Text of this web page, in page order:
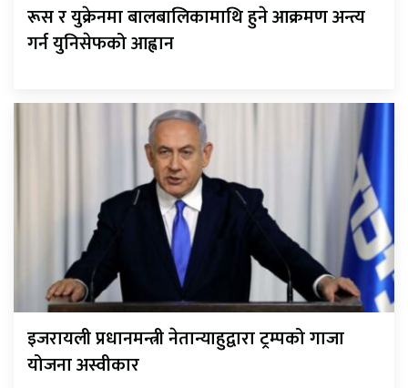
रूस र युक्रेनमा बालबालिकामाथि हुने आक्रमण अन्त्य
गर्न युनिसेफको आह्वान
इजरायली प्रधानमन्त्री नेतान्याहुद्वारा ट्रम्पको गाजा
योजना अस्वीकार